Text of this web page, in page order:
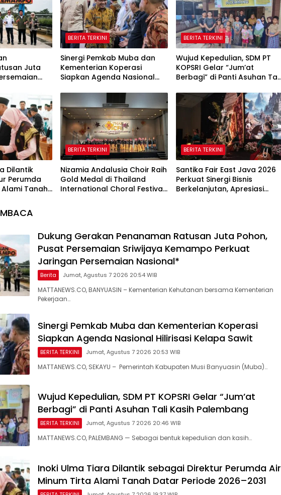
Juta
BERITA TERKINI
Sinergi Pemkab Muba dan
Kementerian Koperasi
Siapkan Agenda Nasional
BERITA TERKINI
Wujud Kepedulian, SDM PT
KOPSRI Gelar “Jum’at
Berbagi” di Panti Asuhan Tali
Dilantik
Perumda
Tanah
BERITA TERKINI
Nizamia Andalusia Choir Raih
Gold Medal di Thailand
International Choral Festival
BERITA TERKINI
Santika Fair East Java 2026
Perkuat Sinergi Bisnis
Berkelanjutan, Apresiasi
Dukung Gerakan Penanaman Ratusan Juta Pohon,
Pusat Persemaian Sriwijaya Kemampo Perkuat
Jaringan Persemaian Nasional*
Berita Jumat, Agustus 7 2026 20:54 WIB
MATTANEWS.CO, BANYUASIN – Kementerian Kehutanan bersama Kementerian
Pekerjaan…
Sinergi Pemkab Muba dan Kementerian Koperasi
Siapkan Agenda Nasional Hilirisasi Kelapa Sawit
BERITA TERKINI Jumat, Agustus 7 2026 20:53 WIB
MATTANEWS.CO, SEKAYU – Pemerintah Kabupaten Musi Banyuasin (Muba)…
Wujud Kepedulian, SDM PT KOPSRI Gelar “Jum’at
Berbagi” di Panti Asuhan Tali Kasih Palembang
BERITA TERKINI Jumat, Agustus 7 2026 20:46 WIB
MATTANEWS.CO, PALEMBANG — Sebagai bentuk kepedulian dan kasih…
Inoki Ulma Tiara Dilantik sebagai Direktur Perumda Air
Minum Tirta Alami Tanah Datar Periode 2026–2031